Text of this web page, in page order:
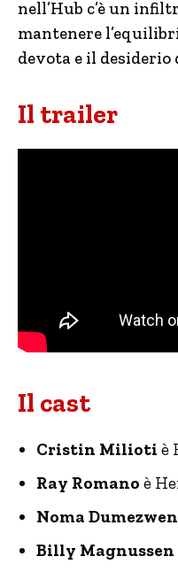
nell’Hub c’è un
mantenere
devota e il
Il trailer
Il cast
Cristin Milioti è
Ray Romano è
Noma
Billy Magnussen